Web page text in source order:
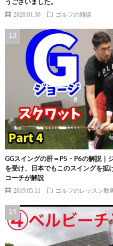
うございました。
2020.01.30 ゴルフの雑談
GGスイングの肝＝P5・P6の解説｜
を受け、日本でもこのスイングを拡
コーチが解説
2019.05.11 ゴルフのレッスン動